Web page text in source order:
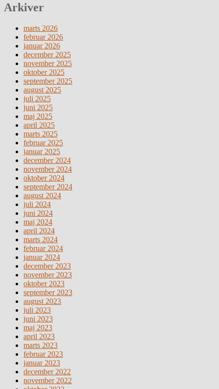
Arkiver
marts 2026
februar 2026
januar 2026
december 2025
november 2025
oktober 2025
september 2025
august 2025
juli 2025
juni 2025
maj 2025
april 2025
marts 2025
februar 2025
januar 2025
december 2024
november 2024
oktober 2024
september 2024
august 2024
juli 2024
juni 2024
maj 2024
april 2024
marts 2024
februar 2024
januar 2024
december 2023
november 2023
oktober 2023
september 2023
august 2023
juli 2023
juni 2023
maj 2023
april 2023
marts 2023
februar 2023
januar 2023
december 2022
november 2022